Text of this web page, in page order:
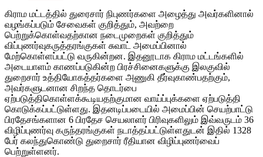
கிராம மட்டத்தில் துரைசார் நிபுணர்களை அழைத்து அவர்களினால்
வழங்கப்படும் சேவைகள் குறித்தும், அவற்றை
பெற்றுக்கொள்வதற்கான நடைமுறைகள் குறித்தும்
விப்புணர்வுகருத்தரங்குகள் சுவாட் அமைப்பினால்
மேற்கொள்ளப்பட்டு வருகின்றன. இதனூடாக கிராம மட்டங்களில்
அடையாளம் காணப்படுகின்ற பிரச்சினைகளுக்கு இலகுவில்
துறைசார் உத்தியோகத்தர்களை அணுகி தீர்வுகாண்பதற்கும்,
அவர்களுடனான சிறந்த தொடர்பை
ஏற்படுத்திகொள்ளக்கூடியதற்குமான வாய்ப்புக்களை ஏற்படுத்தி
கொடுக்கப்பட்டுள்ளது. இதனடிப்படையில் அமைப்பின் செயற்பாட்டு
பிரதேசங்களான 6 பிரதேச செயலாளர் பிரிவுகளிலும் இவ்வருடம் 36
விழிப்புணர்வு கருந்தரங்குகள் நடாத்தப்பட்டுள்ளதுடன் இதில் 1328
பேர் கலந்துகொண்டு துறைசார் ரீதியான விழிப்புணர்வைப்
பெற்றுள்ளனர்.